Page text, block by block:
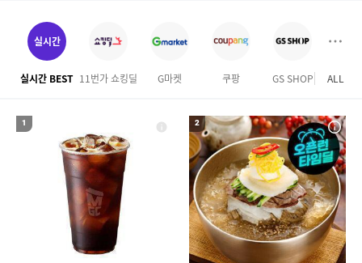
12 팔찌부자재
14 롯데월드 자유이용권
17 엘칸토 18 kfc 19 슬리퍼 ALL
실시간
실시간 BEST 11번가 쇼킹딜 G마켓 쿠팡 GS SHOP 이마
1 2